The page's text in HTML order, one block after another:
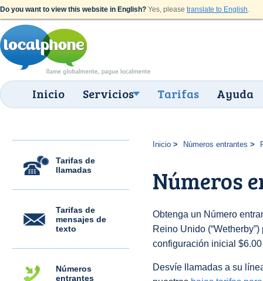
Do you want to view this website in English? Yes, please translate to English.
Inicio Servicios Tarifas Ayuda
Tarifas de
llamadas
Tarifas de
mensajes de
texto
Números
entrantes
Inicio Números entrantes
Números
Obtenga un Número
Reino Unido
configuración inicial
Desvíe llamadas a su